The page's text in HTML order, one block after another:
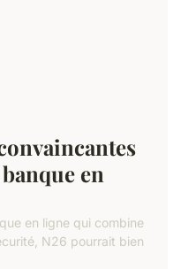
en
en ligne qui combine
N26 pourrait bien